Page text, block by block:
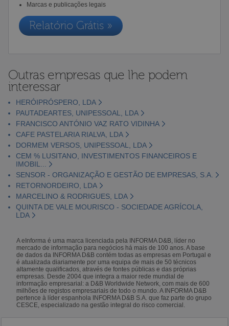
Marcas e publicações legais
Relatório Grátis »
Outras empresas que lhe podem
interessar
HERÓIPRÓSPERO, LDA
PAUTADEARTES, UNIPESSOAL, LDA
FRANCISCO ANTÓNIO VAZ RATO VIDINHA
CAFE PASTELARIA RIALVA, LDA
DORMEM VERSOS, UNIPESSOAL, LDA
CEM % LUSITANO, INVESTIMENTOS FINANCEIROS E
IMOBIL...
SENSOR - ORGANIZAÇÃO E GESTÃO DE EMPRESAS, S.A.
RETORNORDEIRO, LDA
MARCELINO & RODRIGUES, LDA
QUINTA DE VALE MOURISCO - SOCIEDADE AGRÍCOLA,
LDA
A eInforma é uma marca licenciada pela INFORMA D&B, líder no
mercado de informação para negócios há mais de 100 anos. A base
de dados da INFORMA D&B contém todas as empresas em Portugal e
é atualizada diariamente por uma equipa de mais de 50 técnicos
altamente qualificados, através de fontes públicas e das próprias
empresas. Desde 2004 que integra a maior rede mundial de
informação empresarial: a D&B Worldwide Network, com mais de 600
milhões de registos empresariais de todo o mundo. A INFORMA D&B
pertence à líder espanhola INFORMA D&B S.A. que faz parte do grupo
CESCE, especializado na gestão integral do risco comercial.